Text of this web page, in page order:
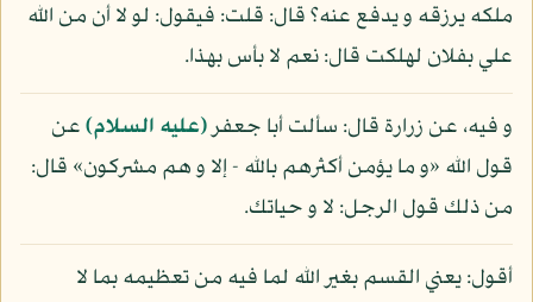
ملكه يرزقه و يدفع عنه؟ قال: قلت: فيقول: لو لا أن من الله
علي بفلان لهلكت قال: نعم لا بأس بهذا.
و فيه، عن زرارة قال: سألت أبا جعفر(عليه السلام)عن
قول الله «و ما يؤمن أكثرهم بالله - إلا و هم مشركون» قال:
من ذلك قول الرجل: لا و حياتك.
أقول: يعني القسم بغير الله لما فيه من تعظيمه بما لا